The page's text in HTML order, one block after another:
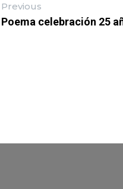
Previous
Poema celebración 25